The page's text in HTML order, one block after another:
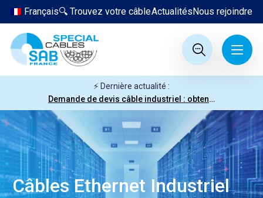
Nous rejoindre
Actualités
🔍 Trouvez votre câble
Français
⚡ Dernière actualité :
Demande de devis câble industriel : obtenez votre prix en quelques clics
Câbles Ethernet Industriel